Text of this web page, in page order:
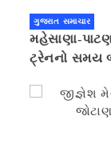
ગુજરાત સમાચાર
મહેસાણા-
ટ્રેનનો સમય